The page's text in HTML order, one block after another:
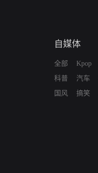
自媒体
全部
科普
国风
Kpop
汽车
搞笑